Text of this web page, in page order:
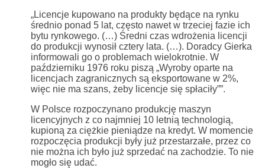
„Licencje kupowano na produkty będące na rynku
średnio ponad 5 lat, często nawet w trzeciej fazie ich
bytu rynkowego. (…) Średni czas wdrożenia licencji
do produkcji wynosił cztery lata. (…). Doradcy Gierka
informowali go o problemach wielokrotnie. W
październiku 1976 roku piszą „Wyroby oparte na
licencjach zagranicznych są eksportowane w 2%,
więc nie ma szans, żeby licencje się spłaciły””.
W Polsce rozpoczynano produkcję maszyn
licencyjnych z co najmniej 10 letnią technologią,
kupioną za ciężkie pieniądze na kredyt. W momencie
rozpoczęcia produkcji były już przestarzałe, przez co
nie można ich było już sprzedać na zachodzie. To nie
mogło się udać.